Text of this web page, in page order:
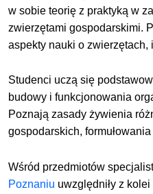
w sobie teorię z praktyką w
zwierzętami gospodarskimi.
aspekty nauki o
Studenci uczą się
budowy i funkcjonowania
Poznają zasady żywienia
gospodarskich,
Wśród przedmiotów
Poznaniu uwzględniły z